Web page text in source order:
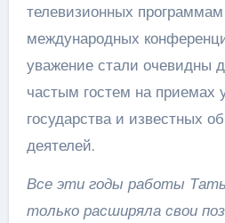
телевизионных
международных
уважение стали очевидны
частым гостем на приемах
государства и известных
деятелей.
Все эти годы работы
только расширяла свои